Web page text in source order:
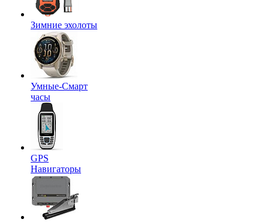
Зимние эхолоты
Умные-Смарт
часы
GPS
Навигаторы